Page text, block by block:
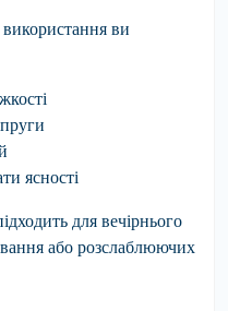
ви
ясності
для вечірнього
або розслаблюючих